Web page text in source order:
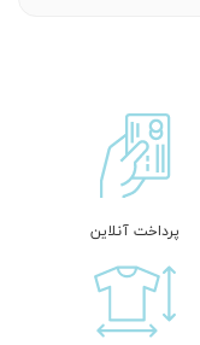
پرداخت آنلاین